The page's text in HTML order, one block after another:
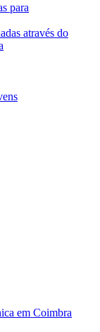
para
através do
em Coimbra